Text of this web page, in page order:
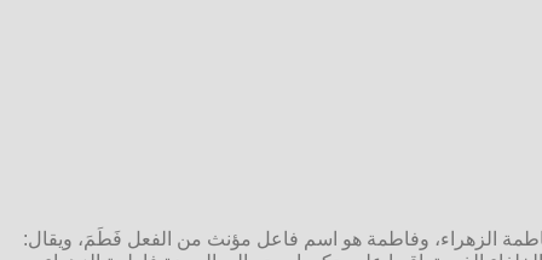
الزهراء، وفاطمة هو اسم فاعل مؤنث من الفعل فَطَمَ، ويقال: